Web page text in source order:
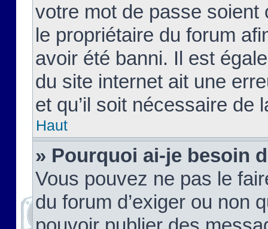
votre mot de passe soient
le propriétaire du forum
avoir été banni. Il est
du site internet ait une
et qu’il soit nécessaire de
Haut
» Pourquoi ai-je besoin
Vous pouvez ne pas le
du forum d’exiger ou non